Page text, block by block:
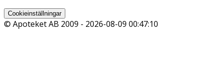
Cookieinställningar
© Apoteket AB 2009 - 2026-08-09 00:47:10